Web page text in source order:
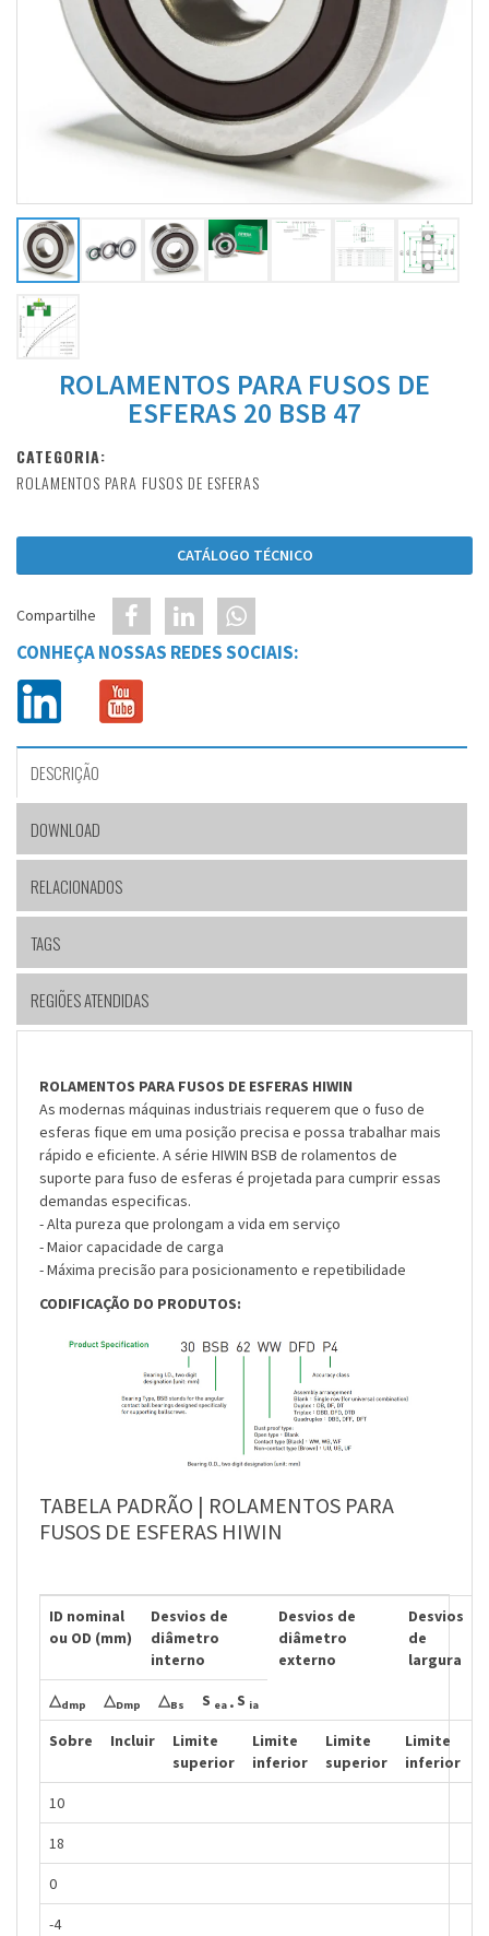
ROLAMENTOS PARA FUSOS DE
ESFERAS 20 BSB 47
CATEGORIA:
ROLAMENTOS PARA FUSOS DE ESFERAS
CATÁLOGO TÉCNICO
Compartilhe
CONHEÇA NOSSAS REDES SOCIAIS:
DESCRIÇÃO
DOWNLOAD
RELACIONADOS
TAGS
REGIÕES ATENDIDAS
ROLAMENTOS PARA FUSOS DE ESFERAS HIWIN
As modernas máquinas industriais requerem que o fuso de
esferas fique em uma posição precisa e possa trabalhar mais
rápido e eficiente. A série HIWIN BSB de rolamentos de
suporte para fuso de esferas é projetada para cumprir essas
demandas especificas.
- Alta pureza que prolongam a vida em serviço
- Maior capacidade de carga
- Máxima precisão para posicionamento e repetibilidade
CODIFICAÇÃO DO PRODUTOS:
TABELA PADRÃO | ROLAMENTOS PARA
FUSOS DE ESFERAS HIWIN
ID nominal
ou OD (mm)
Desvios de
diâmetro
interno
Desvios de
diâmetro
externo
Desvios
de
largura
△dmp △Dmp △Bs S ea • S ia
Sobre Incluir
Limite
superior
Limite
inferior
Limite
superior
Limite
inferior
10
18
0
-4